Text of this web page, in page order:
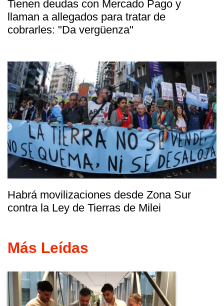
Tienen deudas con Mercado Pago y
llaman a allegados para tratar de
cobrarles: "Da vergüenza"
Habrá movilizaciones desde Zona Sur
contra la Ley de Tierras de Milei
Más Leídas